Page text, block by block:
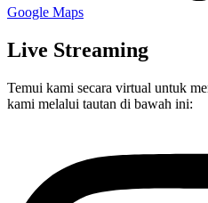
Google Maps
Live Streaming
Temui kami secara virtual untuk
kami melalui tautan di bawah ini: